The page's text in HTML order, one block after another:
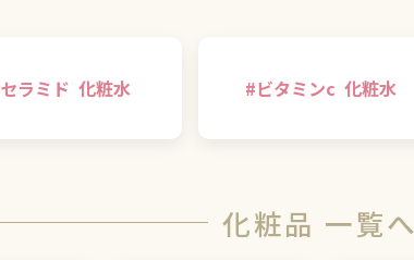
セラミド 化粧水 #ビタミンc 化粧水
化粧品 一覧へ